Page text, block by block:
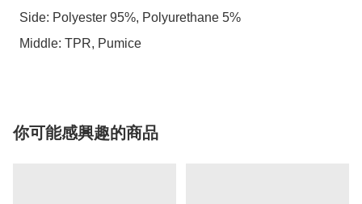
  Middle: TPR, Pumice
你可能感興趣的商品